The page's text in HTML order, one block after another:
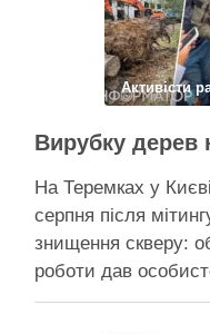
Активісти
На Теремках у
серпня після
знищення скверу:
роботи дав
Пантелеєв, що